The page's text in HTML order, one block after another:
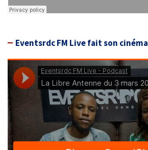
Eventsrdc FM Live fait son cinéma